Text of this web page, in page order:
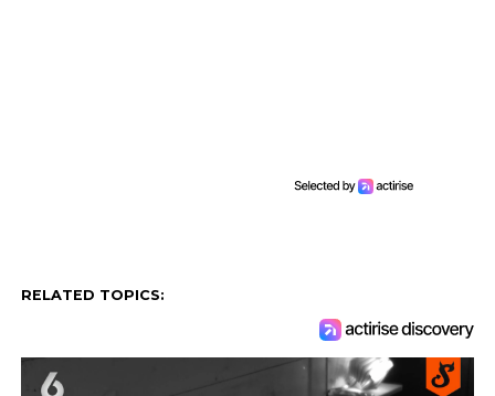
RELATED TOPICS: